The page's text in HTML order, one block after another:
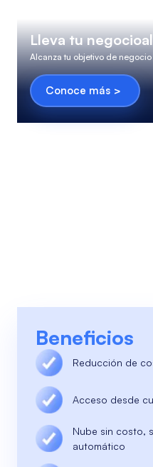
Beneficios
Reducción de
Acceso desde
Nube sin costo,
automático
Lleva tu negocio
Alcanza tu objetivo de negocio
Conoce más >